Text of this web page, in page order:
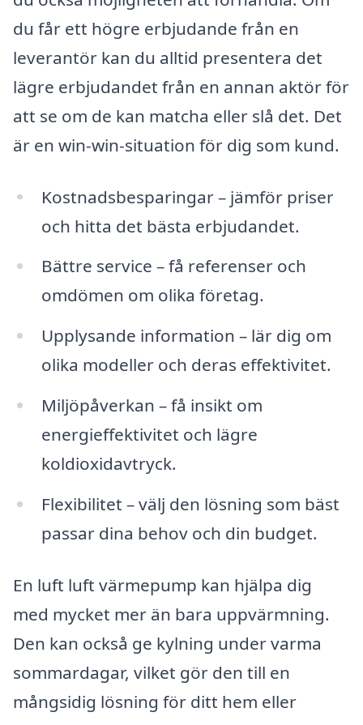
du får ett högre erbjudande från en
leverantör kan du alltid presentera det
lägre erbjudandet från en annan aktör för
att se om de kan matcha eller slå det. Det
är en win-win-situation för dig som kund.
Kostnadsbesparingar – jämför priser
och hitta det bästa erbjudandet.
Bättre service – få referenser och
omdömen om olika företag.
Upplysande information – lär dig om
olika modeller och deras effektivitet.
Miljöpåverkan – få insikt om
energieffektivitet och lägre
koldioxidavtryck.
Flexibilitet – välj den lösning som bäst
passar dina behov och din budget.
En luft luft värmepump kan hjälpa dig
med mycket mer än bara uppvärmning.
Den kan också ge kylning under varma
sommardagar, vilket gör den till en
mångsidig lösning för ditt hem eller